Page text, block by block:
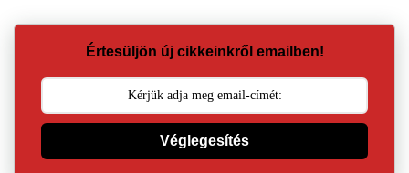
Értesüljön új cikkeinkről emailben!
Véglegesítés